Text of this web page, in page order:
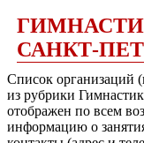
САНКТ-
Список организаций
из рубрики
отображен по всем
информацию о